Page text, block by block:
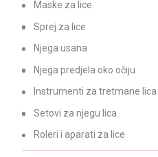
Maske za lice
Sprej za lice
Njega usana
Njega predjela oko očiju
Instrumenti za tretmane lica
Setovi za njegu lica
Roleri i aparati za lice